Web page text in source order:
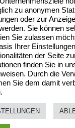
zu anonymen
oder zur
Sie können
Sie zulassen
Ihrer
der Seite
finden Sie in
Durch die
Sie dem damit